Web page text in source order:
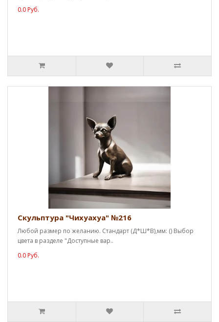
0.0 Руб.
Скульптура "Чихуахуа" №216
Любой размер по желанию. Стандарт (Д*Ш*В),мм: () Выбор
цвета в разделе "Доступные вар..
0.0 Руб.